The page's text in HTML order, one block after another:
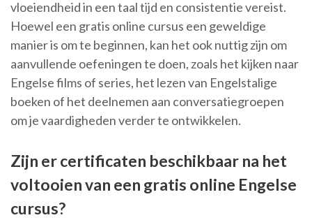
vloeiendheid in een taal tijd en consistentie vereist.
Hoewel een gratis online cursus een geweldige
manier is om te beginnen, kan het ook nuttig zijn om
aanvullende oefeningen te doen, zoals het kijken naar
Engelse films of series, het lezen van Engelstalige
boeken of het deelnemen aan conversatiegroepen
om je vaardigheden verder te ontwikkelen.
Zijn er certificaten beschikbaar na het
voltooien van een gratis online Engelse
cursus?